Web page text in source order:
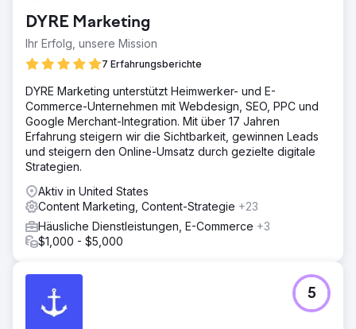
Innerhalb von vier Jahren wuchs der organische Traffic
um über 1000 %. Die Marke erzielte bei Google Rankings
Keywords die erste Seite und bei über 1.000 Keywords
sogar Platz 1. Auch auf dem US-Markt erreichte sie bei
fast 1.000 Begriffen eine Platzierung auf der ersten Seite
und bei fast 200 Begriffen Platz 1. Dieses Wachstum trug
maßgeblich zur globalen Sichtbarkeit und B2B-
Leadgenerierung von Şampiyon Filtre bei. Die
Zusammenarbeit zwischen Magna Digital und Şampiyon
Filtre wird fortgesetzt.
Zur Agenturseite
DYRE Marketing
Ihr Erfolg, unsere Mission
7 Erfahrungsberichte
DYRE Marketing unterstützt Heimwerker- und E-
Commerce-Unternehmen mit Webdesign, SEO, PPC und
Google Merchant-Integration. Mit über 17 Jahren
Erfahrung steigern wir die Sichtbarkeit, gewinnen Leads
und steigern den Online-Umsatz durch gezielte digitale
Strategien.
Aktiv in United States
Content Marketing, Content-Strategie +23
Häusliche Dienstleistungen, E-Commerce +3
$1,000 - $5,000
5